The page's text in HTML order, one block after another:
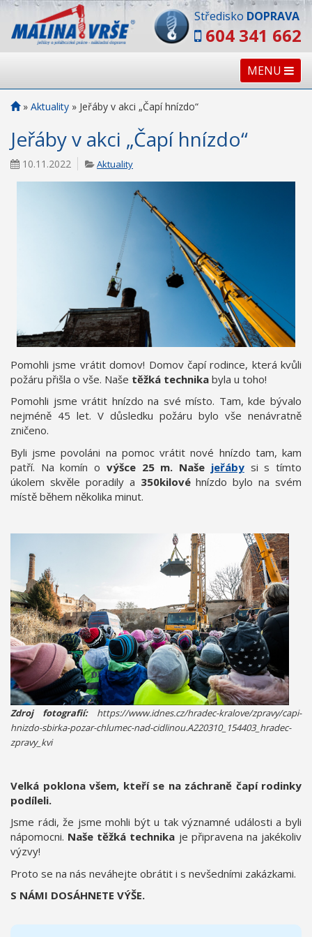
Středisko DOPRAVA
604 341 662
MENU
» Aktuality » Jeřáby v akci „Čapí hnízdo“
Jeřáby v akci „Čapí hnízdo“
10.11.2022 Aktuality
Pomohli jsme vrátit domov! Domov čapí rodince, která kvůli
požáru přišla o vše. Naše těžká technika byla u toho!
Pomohli jsme vrátit hnízdo na své místo. Tam, kde bývalo
nejméně 45 let. V důsledku požáru bylo vše nenávratně
zničeno.
Byli jsme povoláni na pomoc vrátit nové hnízdo tam, kam
patří. Na komín o výšce 25 m. Naše jeřábysi s tímto
úkolem skvěle poradily a 350kilovéhnízdo bylo na svém
místě během několika minut.
Zdroj fotografií:https://www.idnes.cz/hradec-kralove/zpravy/capi-
hnizdo-sbirka-pozar-chlumec-nad-cidlinou.A220310_154403_hradec-
zpravy_kvi
Velká poklona všem, kteří se na záchraně čapí rodinky
podíleli.
Jsme rádi, že jsme mohli být u tak významné události a byli
nápomocni. Naše těžká technika je připravena na jakékoliv
výzvy!
Proto se na nás neváhejte obrátit i s nevšedními zakázkami.
S NÁMI DOSÁHNETE VÝŠE.